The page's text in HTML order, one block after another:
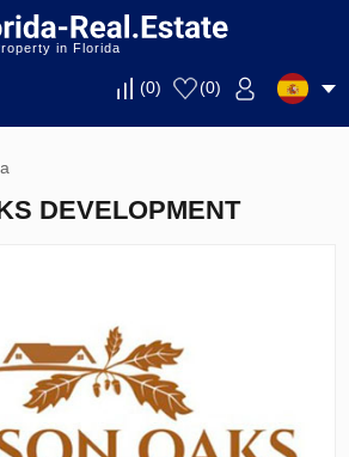
in Florida
(0) (0)
DEVELOPMENT